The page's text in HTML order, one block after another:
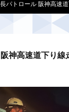
警備業標識
神高速道下り線